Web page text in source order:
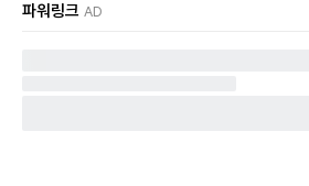
파워링크 AD